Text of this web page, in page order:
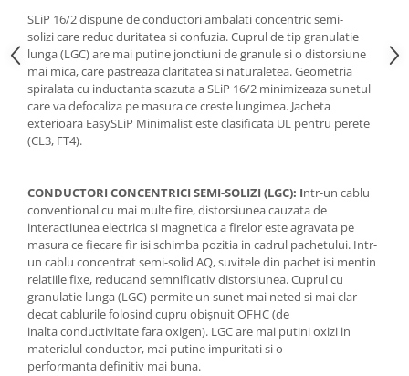
SLiP 16/2 dispune de conductori ambalati concentric semi-
solizi care reduc duritatea si confuzia. Cuprul de tip granulatie
lunga (LGC) are mai putine jonctiuni de granule si o distorsiune
mai mica, care pastreaza claritatea si naturaletea. Geometria
spiralata cu inductanta scazuta a SLiP 16/2 minimizeaza sunetul
care va defocaliza pe masura ce creste lungimea. Jacheta
exterioara EasySLiP Minimalist este clasificata UL pentru perete
(CL3, FT4).
CONDUCTORI CONCENTRICI SEMI-SOLIZI (LGC): Intr-un cablu
conventional cu mai multe fire, distorsiunea cauzata de
interactiunea electrica si magnetica a firelor este agravata pe
masura ce fiecare fir isi schimba pozitia in cadrul pachetului. Intr-
un cablu concentrat semi-solid AQ, suvitele din pachet isi mentin
relatiile fixe, reducand semnificativ distorsiunea. Cuprul cu
granulatie lunga (LGC) permite un sunet mai neted si mai clar
decat cablurile folosind cupru obișnuit OFHC (de
inalta conductivitate fara oxigen). LGC are mai putini oxizi in
materialul conductor, mai putine impuritati si o
performanta definitiv mai buna.